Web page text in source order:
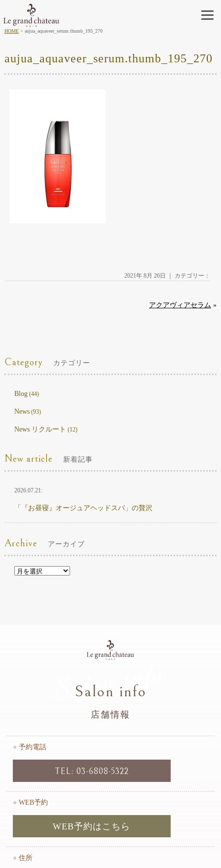
HOME aujua_aquaveer_serum.thumb_195_270
aujua_aquaveer_serum.thumb_195_270
2021年 8月 26日 ｜ カテゴリー：
アクアヴィアセラム »
Category カテゴリー
Blog(44)
News(93)
News リクルート (12)
New article 新着記事
2026.07.21:
「『お昼寝』オージュアヘッドスパ」の贅沢
Archive アーカイブ
Salon info
Salon info
店舗情報
● 予約電話
TEL: 03-6808-5322
● WEB予約
WEB予約はこちら
● 住所